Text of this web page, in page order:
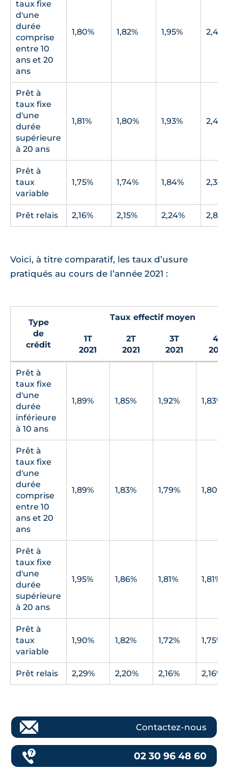
taux fixe
d'une
durée
comprise
entre 10
ans et 20
ans
1,80% 1,82% 1,95%
Prêt à
taux fixe
d'une
durée
supérieure
à 20 ans
1,81% 1,80% 1,93% 2,41%
Prêt à
taux
variable
1,75% 1,74% 1,84% 2,33%
Prêt relais 2,16% 2,15% 2,24%
Voici, à titre comparatif, les taux d’usure
pratiqués au cours de l’année 2021 :
Type
de
crédit
Taux effectif moyen
1T
2021
2T
2021
3T
2021
4T
2021
Prêt à
taux fixe
d'une
durée
inférieure
à 10 ans
1,89% 1,85% 1,92% 1,83%
Prêt à
taux fixe
d'une
durée
comprise
entre 10
ans et 20
ans
1,89% 1,83% 1,79% 1,80%
Prêt à
taux fixe
d'une
durée
supérieure
à 20 ans
1,95% 1,86% 1,81% 1,81%
Prêt à
taux
variable
1,90% 1,82% 1,72% 1,75%
Prêt relais 2,29% 2,20% 2,16% 2,16%
Contactez-nous
02 30 96 48 60